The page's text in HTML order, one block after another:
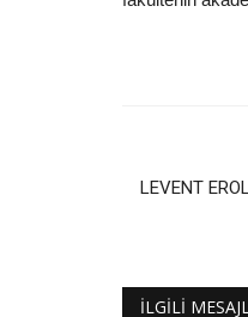
LEVENT
İLGILI